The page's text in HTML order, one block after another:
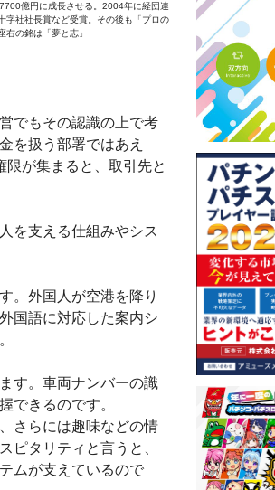
億円に成長させる。2004年に経団連
字社社長賞など受賞。その後も「プロの
の銘は「夢と志」
でもその認識の上で考
を扱う部署ではあえ
が集まると、取引先と
を支える仕組みやシス
。外国人が空港を降り
国語に対応した案内シ
。
す。車両ナンバーの識
できるのです。
さらには趣味などの情
ピタリティと言うと、
ムが支えているので